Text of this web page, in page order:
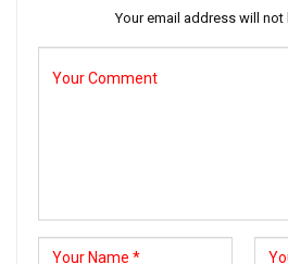
Your email address will